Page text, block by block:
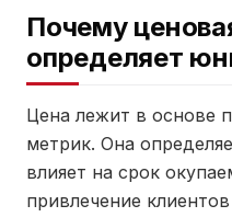
Почему
определяет
Цена лежит в основе
метрик. Она
влияет на срок
привлечение